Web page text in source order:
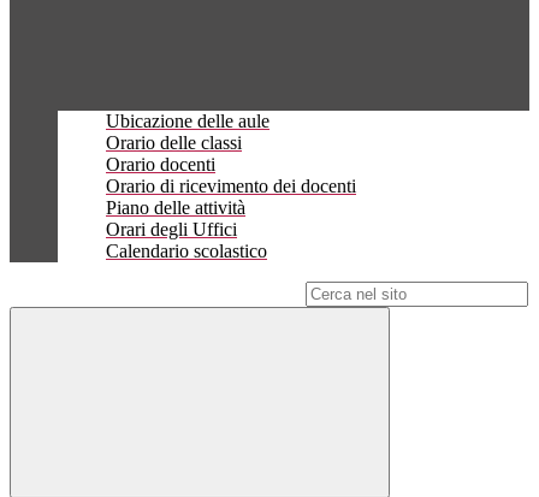
Ubicazione delle aule
Orario delle classi
Orario docenti
Orario di ricevimento dei docenti
Piano delle attività
Orari degli Uffici
Calendario scolastico